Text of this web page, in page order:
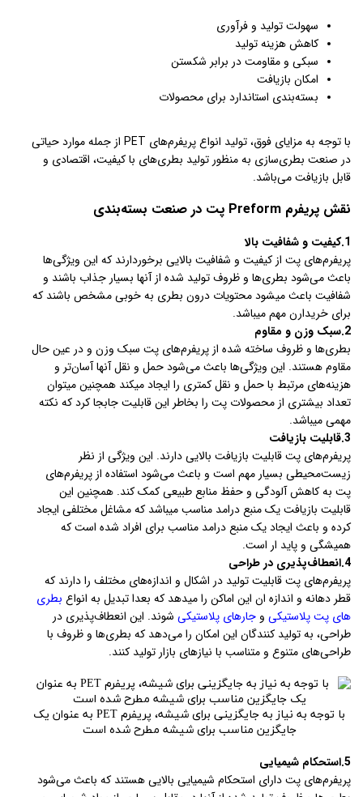
سهولت تولید و فرآوری
کاهش هزینه تولید
سبکی و مقاومت در برابر شکستن
امکان بازیافت
بسته‌بندی استاندارد برای محصولات
با توجه به مزایای فوق، تولید انواع پریفرم‌های PET از جمله موارد حیاتی
در صنعت بطری‌سازی به منظور تولید بطری‌های با کیفیت، اقتصادی و
قابل بازیافت می‌باشد.
نقش پریفرم Preform پت در صنعت بسته‌بندی
1.کیفیت و شفافیت بالا
پریفرم‌های پت از کیفیت و شفافیت بالایی برخوردارند که این ویژگی‌ها
باعث می‌شود بطری‌ها و ظروف تولید شده از آنها بسیار جذاب باشند و
شفافیت باعث میشود محتویات درون بطری به خوبی مشخص باشند که
برای خریدارن مهم میباشد.
2.سبک وزن و مقاوم
بطری‌ها و ظروف ساخته شده از پریفرم‌های پت سبک وزن و در عین حال
مقاوم هستند. این ویژگی‌ها باعث می‌شود حمل و نقل آنها آسان‌تر و
هزینه‌های مرتبط با حمل و نقل کمتری را ایجاد میکند همچنین میتوان
تعداد بیشتری از محصولات پت را بخاطر این قابلیت جابجا کرد که نکته
مهمی میباشد.
3.قابلیت بازیافت
پریفرم‌های پت قابلیت بازیافت بالایی دارند. این ویژگی از نظر
زیست‌محیطی بسیار مهم است و باعث می‌شود استفاده از پریفرم‌های
پت به کاهش آلودگی و حفظ منابع طبیعی کمک کند. همچنین این
قابلیت بازیافت یک منبع درامد مناسب میباشد که مشاغل مختلفی ایجاد
کرده و باعث ایجاد یک منبع درامد مناسب برای افراد شده است که
همیشگی و پاید ار است.
4.انعطاف‌پذیری در طراحی
پریفرم‌های پت قابلیت تولید در اشکال و اندازه‌های مختلف را دارند که
قطر دهانه و اندازه ان این اماکن را میدهد که بعدا تبدیل به انواع بطری
های پت پلاستیکی و جارهای پلاستیکی شوند. این انعطاف‌پذیری در
طراحی، به تولید کنندگان این امکان را می‌دهد که بطری‌ها و ظروف با
طراحی‌های متنوع و متناسب با نیازهای بازار تولید کنند.
با توجه به نیاز به جایگزینی برای شیشه، پریفرم PET به عنوان یک
جایگزین مناسب برای شیشه مطرح شده است
5.استحکام شیمیایی
پریفرم‌های پت دارای استحکام شیمیایی بالایی هستند که باعث می‌شود